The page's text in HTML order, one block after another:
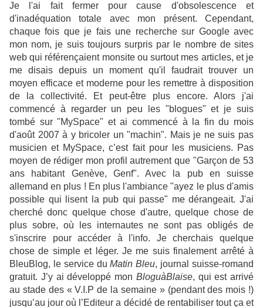
Je l'ai fait fermer pour cause d'obsolescence et
d'inadéquation totale avec mon présent. Cependant,
chaque fois que je fais une recherche sur Google avec
mon nom, je suis toujours surpris par le nombre de sites
web qui référençaient monsite ou surtout mes articles, et je
me disais depuis un moment qu'il faudrait trouver un
moyen efficace et moderne pour les remettre à disposition
de la collectivité. Et peut-être plus encore. Alors j'ai
commencé à regarder un peu les "blogues" et je suis
tombé sur "MySpace" et ai commencé à la fin du mois
d'août 2007 à y bricoler un "machin". Mais je ne suis pas
musicien et MySpace, c’est fait pour les musiciens. Pas
moyen de rédiger mon profil autrement que "Garçon de 53
ans habitant Genève, Genf". Avec la pub en suisse
allemand en plus ! En plus l'ambiance "ayez le plus d'amis
possible qui lisent la pub qui passe" me dérangeait. J'ai
cherché donc quelque chose d'autre, quelque chose de
plus sobre, où les internautes ne sont pas obligés de
s'inscrire pour accéder à l'info. Je cherchais quelque
chose de simple et léger. Je me suis finalement arrêté à
BleuBlog, le service duMatin Bleu, journal suisse-romand
gratuit. J’y ai développé mon BloguàBlaise, qui est arrivé
au stade des « V.I.P de la semaine » (pendant des mois !)
jusqu’au jour où l’Editeur a décidé de rentabiliser tout ça et